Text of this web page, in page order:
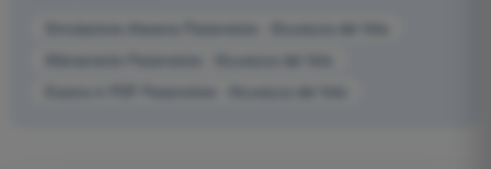
Simulazione d'esame Paramotore - Sicurezza del Volo